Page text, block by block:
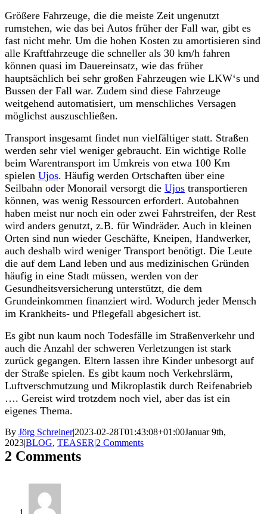
Größere Fahrzeuge, die die meiste Zeit ungenutzt
rumstehen, wie das bei Autos früher der Fall war, gibt es
fast nicht mehr. Um die hohen Kosten zu amortisieren sind
alle Kraftfahrzeuge die schneller als 30 km/h fahren
können quasi im Dauereinsatz, wie das früher
hauptsächlich bei sehr großen Fahrzeugen wie LKW‘s und
Bussen der Fall war. Zudem sind diese Fahrzeuge
weitgehend automatisiert, um menschliches Versagen
möglichst auszuschließen.
Transport insgesamt findet nun vielfältiger statt. Straßen
werden sehr viel weniger gebraucht. Ein wichtige Rolle
beim Warentransport im Umkreis von etwa 100 Km
spielen Ujos. Häufig werden Ortschaften über eine
Seilbahn oder Monorail versorgt die Ujos transportieren
können, was wenig Ressourcen erfordert. Autobahnen
haben meist nur noch ein oder zwei Fahrstreifen, der Rest
wird anders genutzt, z.B. für Windräder. Auch in kleinen
Orten sind nun wieder Geschäfte, Kneipen, Handwerker,
auch deshalb wird weniger Transport benötigt. Die Leute
die auf dem Land leben und aus medizinischen Gründen
häufig in eine Stadt müssen, werden von der
Gesundheitsversicherung unterstützt, die dem
Grundeinkommen finanziert wird. Wodurch jeder Mensch
im Krankheits- und Pflegefall abgesichert ist.
Es gibt nun kaum noch Todesfälle im Straßenverkehr und
auch die Anzahl der schweren Verletzungen ist stark
zurück gegangen. Eltern lassen ihre Kinder unbesorgt auf
der Straße spielen. Es gibt kaum noch Verkehrslärm,
Luftverschmutzung und Mikroplastik durch Reifenabrieb
…. Gereist wird trotzdem noch viel, aber das ist ein
eigenes Thema.
By Jörg Schreiner|2023-02-28T01:43:08+01:00Januar 9th,
2023|BLOG, TEASER|2 Comments
2 Comments